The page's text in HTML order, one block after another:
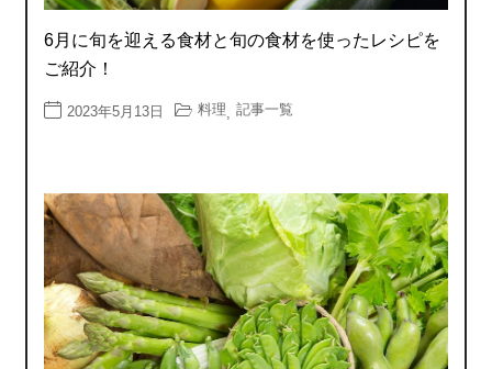
6月に旬を迎える食材と旬の食材を使ったレシピを
ご紹介！
2023年5月13日 料理 記事一覧